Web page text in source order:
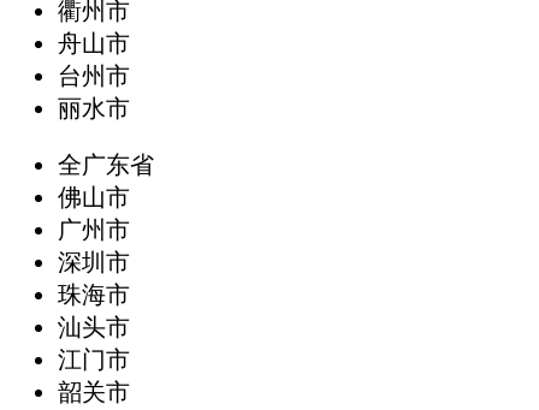
衢州市
舟山市
台州市
丽水市
全广东省
‌佛山市
广州市
深圳市
珠海市
汕头市
江门市
韶关市